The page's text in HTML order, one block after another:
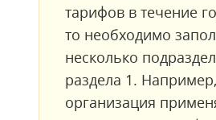
тарифов в течение
то необходимо
несколько
раздела 1.
организация